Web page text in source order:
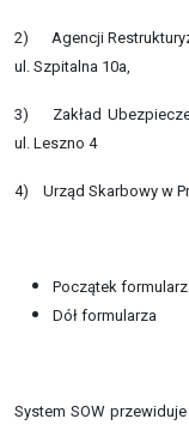
2) Agencji
ul. Szpitalna 10a,
3) Zakład
ul. Leszno 4
4) Urząd Skarbowy w
Początek
Dół formularza
System SOW